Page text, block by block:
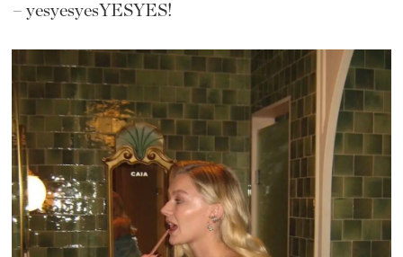
– yesyesyesYESYES!